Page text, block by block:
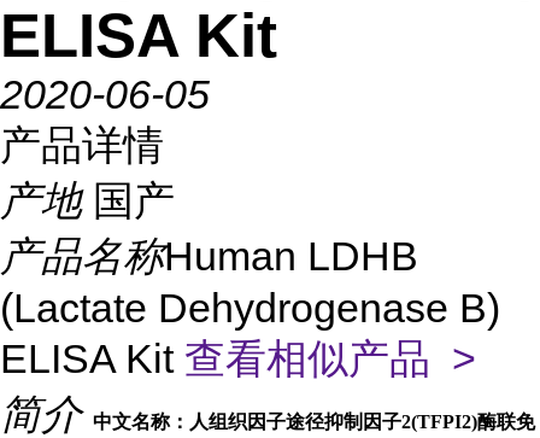
ELISA Kit
2020-06-05
产品详情
产地 国产
产品名称Human LDHB
(Lactate Dehydrogenase B)
ELISA Kit 查看相似产品 >
简介 中文名称：人组织因子途径抑制因子2(TFPI2)酶联免